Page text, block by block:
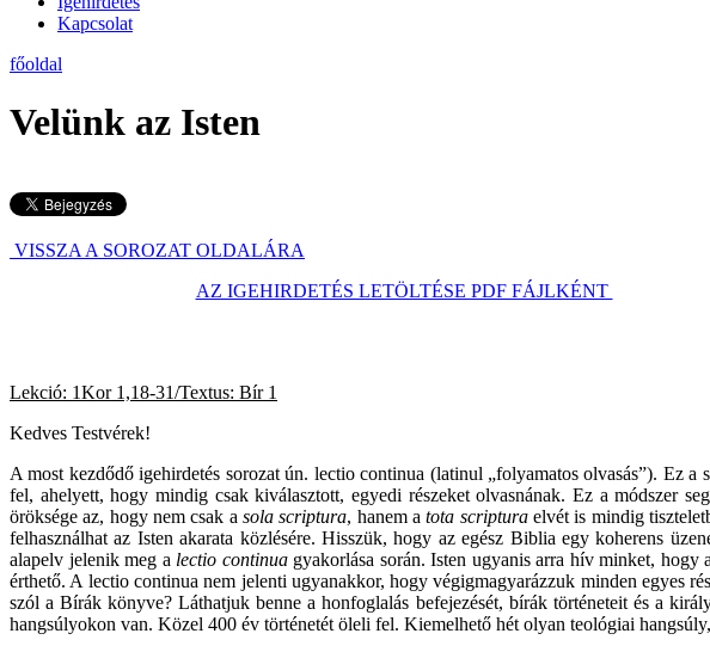
Kapcsolat
főoldal
Velünk az Isten
VISSZA A SOROZAT OLDALÁRA
AZ IGEHIRDETÉS LETÖLTÉSE PDF FÁJLKÉNT
Lekció: 1Kor 1,18-31/Textus: Bír 1
2025.
Kedves Testvérek!
A most kezdődő igehirdetés sorozat ún. lectio continua (latinul „folyamatos olvasás”). Ez
fel, ahelyett, hogy mindig csak kiválasztott, egyedi részeket olvasnának. Ez a módszer
öröksége az, hogy nem csak a sola scriptura, hanem atota scripturaelvét is mindig
felhasználhat az Isten akarata közlésére. Hisszük, hogy az egész Biblia egy koherens
alapelv jelenik meg a lectio continuagyakorlása során. Isten ugyanis arra hív minket, hogy
érthető. A lectio continua nem jelenti ugyanakkor, hogy végigmagyarázzuk minden egyes
szól a Bírák könyve? Láthatjuk benne a honfoglalás befejezését, bírák történeteit és a
hangsúlyokon van. Közel 400 év történetét öleli fel. Kiemelhető hét olyan teológiai